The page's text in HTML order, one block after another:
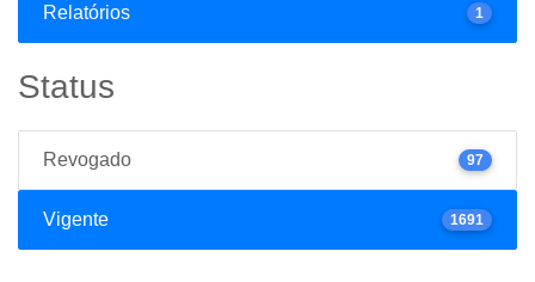
Relatórios 1
Status
Revogado 97
Vigente 1691